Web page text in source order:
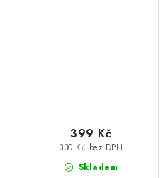
Skladem
330 Kč bez DPH
399 Kč